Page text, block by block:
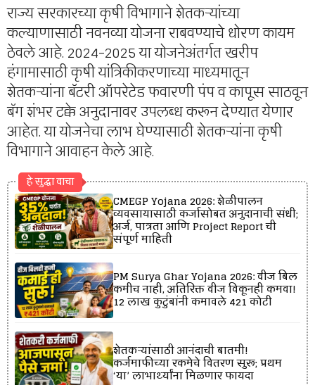
राज्य सरकारच्या कृषी विभागाने शेतकऱ्यांच्या
कल्याणासाठी नवनव्या योजना राबवण्याचे धोरण कायम
ठेवले आहे. 2024-2025 या योजनेअंतर्गत खरीप
हंगामासाठी कृषी यांत्रिकीकरणाच्या माध्यमातून
शेतकऱ्यांना बॅटरी ऑपरेटेड फवारणी पंप व कापूस साठवून
बॅग शंभर टक्के अनुदानावर उपलब्ध करून देण्यात येणार
आहेत. या योजनेचा लाभ घेण्यासाठी शेतकऱ्यांना कृषी
विभागाने आवाहन केले आहे.
हे सुद्धा वाचा
CMEGP Yojana 2026: शेळीपालन
व्यवसायासाठी कर्जासोबत अनुदानाची संधी;
अर्ज, पात्रता आणि Project Report ची
संपूर्ण माहिती
PM Surya Ghar Yojana 2026: वीज बिल
कमीच नाही, अतिरिक्त वीज विकूनही कमवा!
12 लाख कुटुंबांनी कमावले ₹421 कोटी
शेतकऱ्यांसाठी आनंदाची बातमी!
कर्जमाफीच्या रकमेचे वितरण सुरू; प्रथम
‘या’ लाभार्थ्यांना मिळणार फायदा